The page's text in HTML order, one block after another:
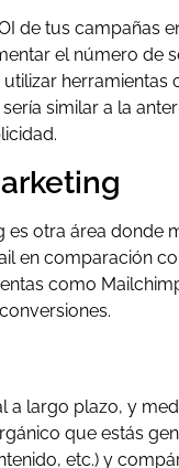
de tus campañas
el número de
herramientas
similar a la
es otra área donde
en comparación
como
a largo plazo, y
que estás
etc.) y